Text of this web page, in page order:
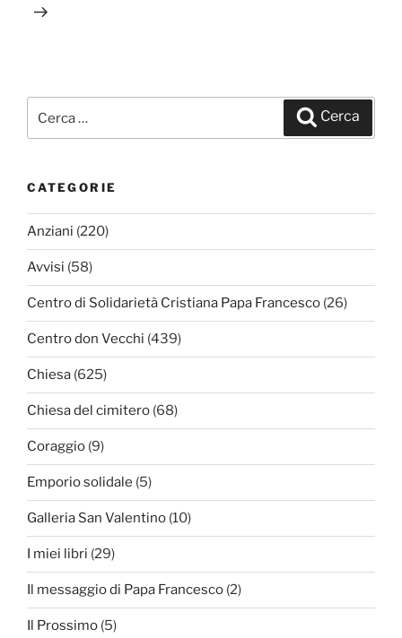
Cerca
CATEGORIE
Anziani (220)
Avvisi (58)
Centro di Solidarietà Cristiana Papa Francesco (26)
Centro don Vecchi (439)
Chiesa (625)
Chiesa del cimitero (68)
Coraggio (9)
Emporio solidale (5)
Galleria San Valentino (10)
I miei libri (29)
Il messaggio di Papa Francesco (2)
Il Prossimo (5)